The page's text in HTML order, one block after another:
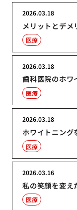
メリットとデ
2026.03.18
医療
歯科医院のホワ
2026.03.18
医療
ホワイトニング
2026.03.18
医療
私の笑顔を変え
2026.03.16
医療